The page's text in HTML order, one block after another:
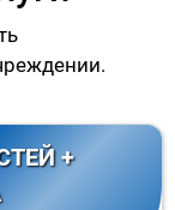
+